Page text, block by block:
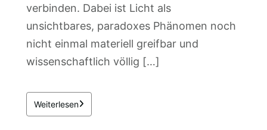
verbinden. Dabei ist Licht als
unsichtbares, paradoxes Phänomen noch
nicht einmal materiell greifbar und
wissenschaftlich völlig […]
Weiterlesen